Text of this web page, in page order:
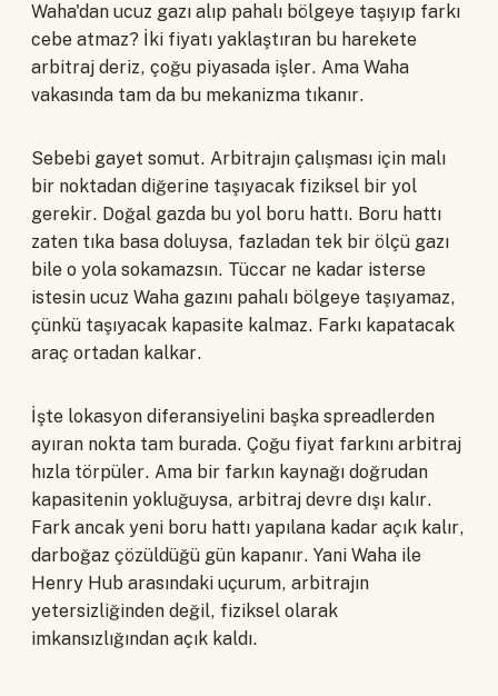
Waha'dan ucuz gazı alıp pahalı bölgeye taşıyıp farkı
cebe atmaz? İki fiyatı yaklaştıran bu harekete
arbitraj deriz, çoğu piyasada işler. Ama Waha
vakasında tam da bu mekanizma tıkanır.
Sebebi gayet somut. Arbitrajın çalışması için malı
bir noktadan diğerine taşıyacak fiziksel bir yol
gerekir. Doğal gazda bu yol boru hattı. Boru hattı
zaten tıka basa doluysa, fazladan tek bir ölçü gazı
bile o yola sokamazsın. Tüccar ne kadar isterse
istesin ucuz Waha gazını pahalı bölgeye taşıyamaz,
çünkü taşıyacak kapasite kalmaz. Farkı kapatacak
araç ortadan kalkar.
İşte lokasyon diferansiyelini başka spreadlerden
ayıran nokta tam burada. Çoğu fiyat farkını arbitraj
hızla törpüler. Ama bir farkın kaynağı doğrudan
kapasitenin yokluğuysa, arbitraj devre dışı kalır.
Fark ancak yeni boru hattı yapılana kadar açık kalır,
darboğaz çözüldüğü gün kapanır. Yani Waha ile
Henry Hub arasındaki uçurum, arbitrajın
yetersizliğinden değil, fiziksel olarak
imkansızlığından açık kaldı.